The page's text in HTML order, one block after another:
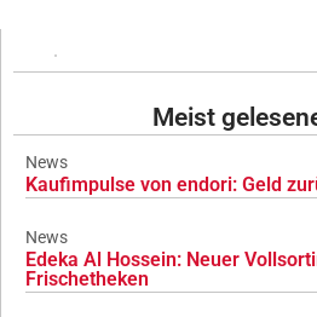
Meist
News
Kaufimpulse von endori: Geld
News
Edeka Al Hossein: Neuer
Frischetheken